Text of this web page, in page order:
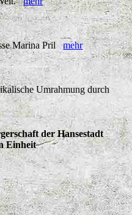
Marina Prilmehr
Umrahmung durch
der Hansestadt
Einheit